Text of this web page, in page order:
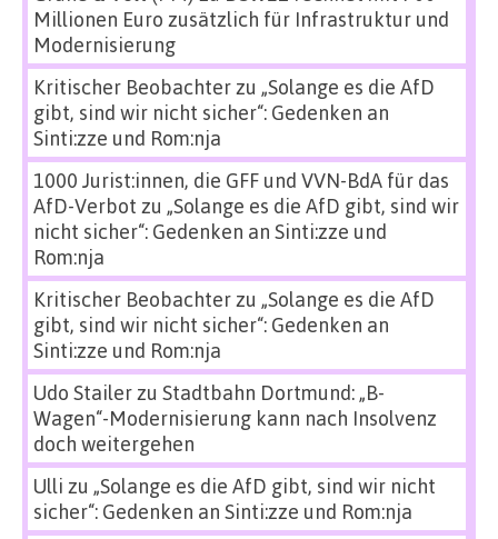
Millionen Euro zusätzlich für Infrastruktur und
Modernisierung
Kritischer Beobachterzu „Solange es die AfD
gibt, sind wir nicht sicher“: Gedenken an
Sinti:zze und Rom:nja
1000 Jurist:innen, die GFF und VVN-BdA für das
AfD-Verbot zu „Solange es die AfD gibt, sind wir
nicht sicher“: Gedenken an Sinti:zze und
Rom:nja
Kritischer Beobachterzu „Solange es die AfD
gibt, sind wir nicht sicher“: Gedenken an
Sinti:zze und Rom:nja
Udo Stailerzu Stadtbahn Dortmund: „B-
Wagen“-Modernisierung kann nach Insolvenz
doch weitergehen
Ulli zu „Solange es die AfD gibt, sind wir nicht
sicher“: Gedenken an Sinti:zze und Rom:nja